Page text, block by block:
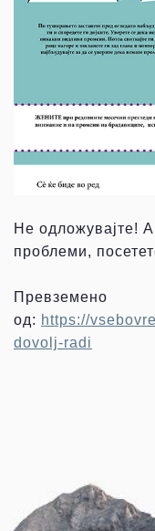
Не одложувајте!
проблеми,
Превземено
од: https://
dovolj-radi